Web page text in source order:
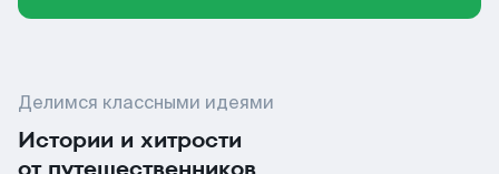
Делимся классными идеями
Истории и хитрости